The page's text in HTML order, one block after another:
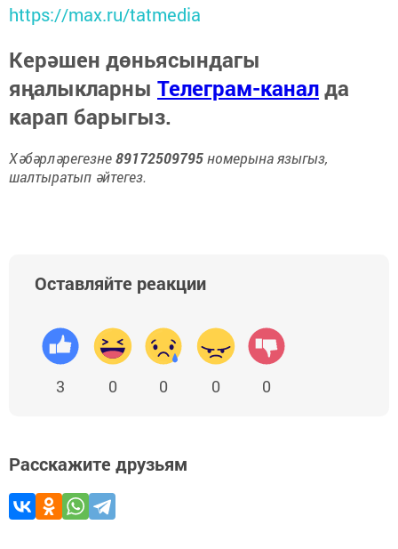
https://max.ru/tatmedia
Керәшен дөньясындагы
яңалыкларны Телеграм-каналда
карап барыгыз.
Хәбәрләрегезне89172509795номерына языгыз,
шалтыратып әйтегез.
Оставляйте реакции
3 0 0 0 0
Расскажите друзьям